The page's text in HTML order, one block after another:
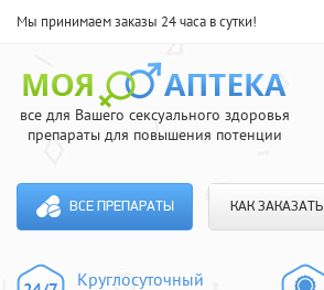
Мы принимаем заказы 24 часа в сутки!
все для Вашего сексуального здоровья
препараты для повышения потенции
ВСЕ ПРЕПАРАТЫ КАК ЗАКАЗАТЬ
Круглосуточный